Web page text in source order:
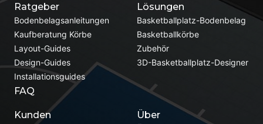
Lösungen
Basketballplatz-Bodenbelag
Basketballkörbe
Zubehör
3D-Basketballplatz-Designer
Ratgeber
Bodenbelagsanleitungen
Kaufberatung Körbe
Layout-Guides
Design-Guides
Installationsguides
FAQ
Kunden Über